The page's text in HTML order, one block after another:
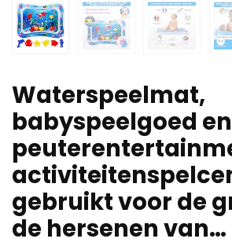
Waterspeelmat,
babyspeelgoed en
gebruikt voor de
de hersenen van…